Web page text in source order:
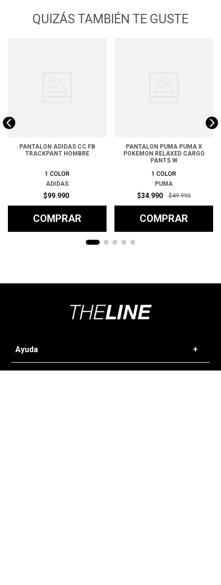
QUIZÁS TAMBIÉN TE GUSTE
PANTALON ADIDAS CC FB
TRACKPANT HOMBRE
1 COLOR
ADIDAS
$99.990
COMPRAR
PANTALON PUMA PUMA X
POKEMON RELAXED CARGO
PANTS W
1 COLOR
PUMA
$34.990 $49.990
COMPRAR
Ayuda +
Preguntas frecuentes